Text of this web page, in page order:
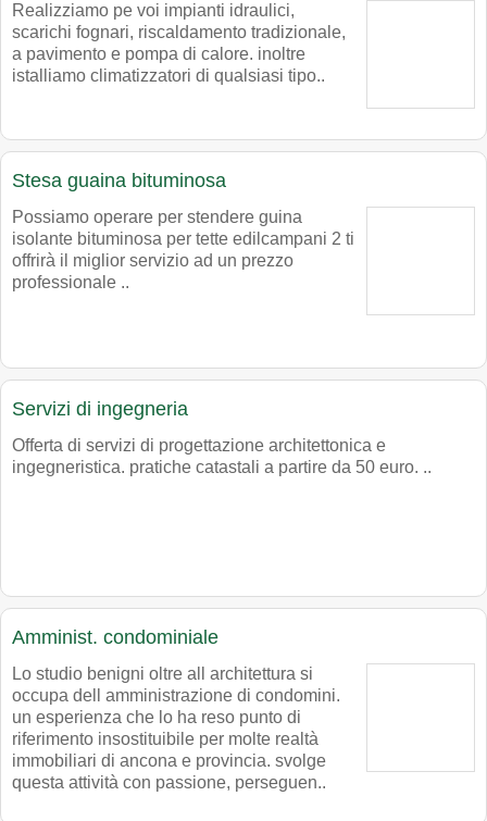
Realizziamo pe voi impianti idraulici,
scarichi fognari, riscaldamento tradizionale,
a pavimento e pompa di calore. inoltre
istalliamo climatizzatori di qualsiasi tipo..
Stesa guaina bituminosa
Possiamo operare per stendere guina
isolante bituminosa per tette edilcampani 2 ti
offrirà il miglior servizio ad un prezzo
professionale ..
Servizi di ingegneria
Offerta di servizi di progettazione architettonica e
ingegneristica. pratiche catastali a partire da 50 euro. ..
Amminist. condominiale
Lo studio benigni oltre all architettura si
occupa dell amministrazione di condomini.
un esperienza che lo ha reso punto di
riferimento insostituibile per molte realtà
immobiliari di ancona e provincia. svolge
questa attività con passione, perseguen..